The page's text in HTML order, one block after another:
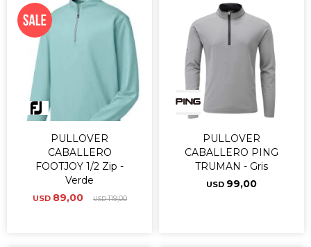
PULLOVER
CABALLERO
FOOTJOY 1/2 Zip -
Verde
USD 89,00 USD119,00
PULLOVER
CABALLERO PING
TRUMAN - Gris
USD 99,00